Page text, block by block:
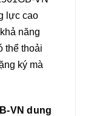
lực cao
năng
thể thoải
ký mà
VN dung